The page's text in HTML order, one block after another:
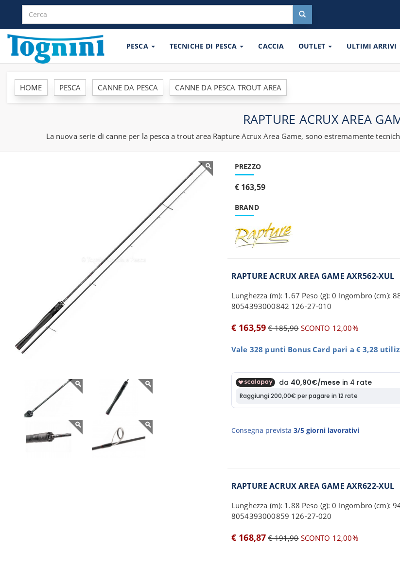
PESCA TECNICHE DI PESCA CACCIA OUTLET ULTIMI ARRIVI
HOME PESCA CANNE DA PESCA CANNE DA PESCA TROUT AREA
RAPTURE ACRUX AREA
La nuova serie di canne per la pesca a trout area Rapture Acrux Area Game, sono estremamente
PREZZO
€ 163,59
BRAND
RAPTURE ACRUX AREA GAME AXR562-XUL
Lunghezza (m): 1.67 Peso (g): 0 Ingombro (cm):
8054393000842 126-27-010
€ 163,59 € 185,90SCONTO 12,00%
Vale 328 punti Bonus Card pari a € 3,28
Consegna prevista 3/5 giorni lavorativi
RAPTURE ACRUX AREA GAME AXR622-XUL
Lunghezza (m): 1.88 Peso (g): 0 Ingombro (cm):
8054393000859 126-27-020
€ 168,87 € 191,90SCONTO 12,00%